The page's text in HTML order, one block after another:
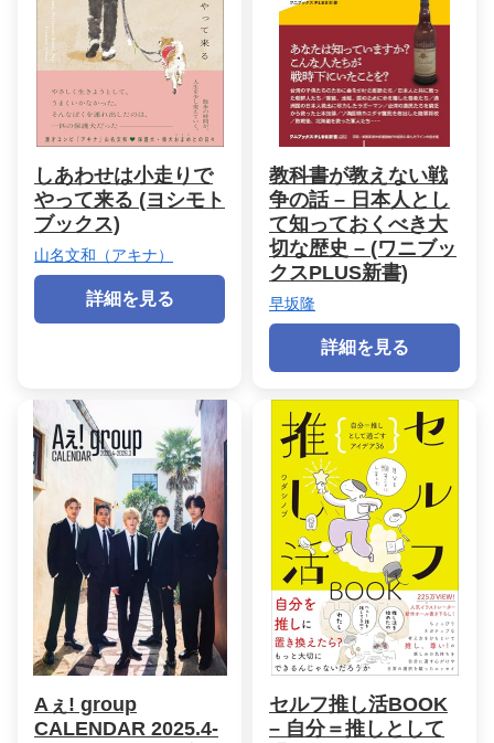
しあわせは小走りで
やって来る (ヨシモト
ブックス)
山名文和（アキナ）
詳細を見る
教科書が教えない戦
争の話 – 日本人とし
て知っておくべき大
切な歴史 – (ワニブッ
クスPLUS新書)
早坂隆
詳細を見る
Aぇ! group
CALENDAR 2025.4-
セルフ推し活BOOK
– 自分＝推しとして